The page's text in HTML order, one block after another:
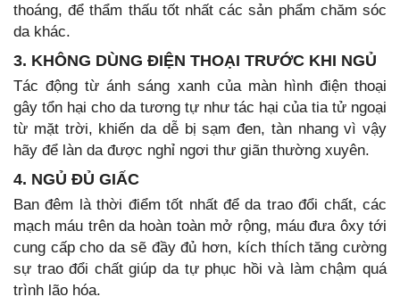
thoáng, để thẩm thấu tốt nhất các sản phẩm chăm sóc
da khác.
3. KHÔNG DÙNG ĐIỆN THOẠI TRƯỚC KHI NGỦ
Tác động từ ánh sáng xanh của màn hình điện thoại
gây tổn hại cho da tương tự như tác hại của tia tử ngoại
từ mặt trời, khiến da dễ bị sạm đen, tàn nhang vì vậy
hãy để làn da được nghỉ ngơi thư giãn thường xuyên.
4. NGỦ ĐỦ GIẤC
Ban đêm là thời điểm tốt nhất để da trao đổi chất, các
mạch máu trên da hoàn toàn mở rộng, máu đưa ôxy tới
cung cấp cho da sẽ đầy đủ hơn, kích thích tăng cường
sự trao đổi chất giúp da tự phục hồi và làm chậm quá
trình lão hóa.